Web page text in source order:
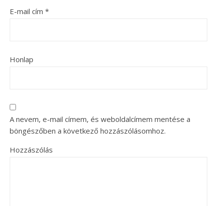
E-mail cím *
Honlap
A nevem, e-mail címem, és weboldalcímem mentése a
böngészőben a következő hozzászólásomhoz.
Hozzászólás